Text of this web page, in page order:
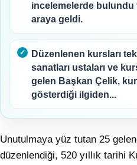
incelemelerde
araya geldi.
Düzenlenen kursları
sanatları ustaları ve
gelen Başkan Çelik,
gösterdiği ilgiden...
Unutulmaya yüz tutan 25
düzenlendiği, 520 yıllık tarihi